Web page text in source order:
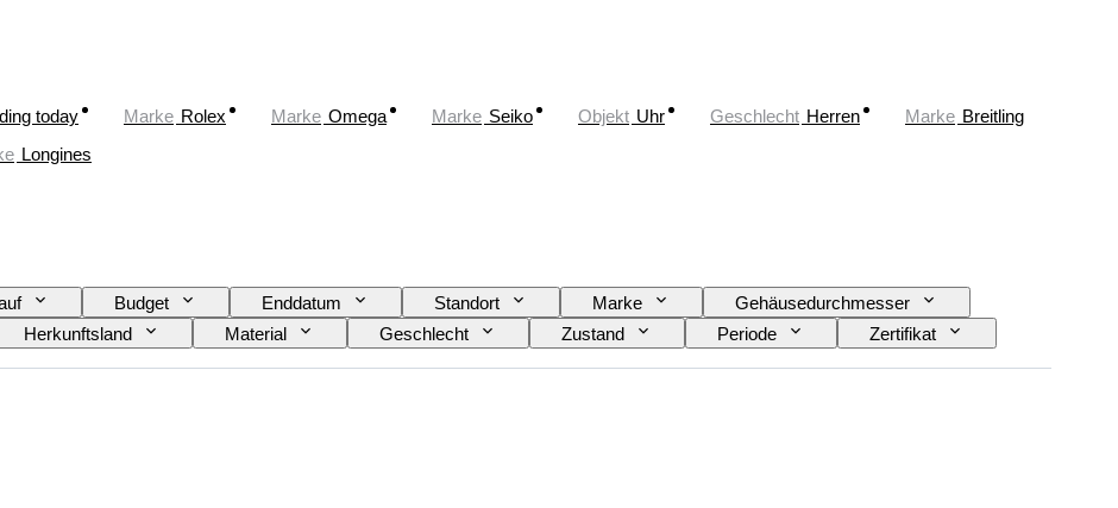
today Marke Rolex Marke Omega Marke Seiko Objekt Uhr Geschlecht Herren Marke Breitling
Longines
Budget Enddatum Standort Marke
Gehäusedurchmesser
Herkunftsland Material Geschlecht Zustand Periode
Zertifikat
Auflage Sprache Farbe Uhrwerk Epoche
Angegebene Größe